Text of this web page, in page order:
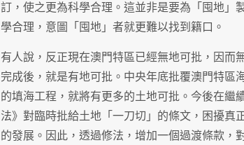
訂，使之更為科學合理。這並非是要為「囤地」
學合理，意圖「囤地」者就更難以找到籍口。
有人說，反正現在澳門特區已經無地可批，因而
完成後，就是有地可批。中央年底批覆澳門特區
的填海工程，就將有更多的土地可批。今後在繼
法》對臨時批給土地「一刀切」的條文，困擾真
的發展。因此，透過修法，增加一個過渡條款，